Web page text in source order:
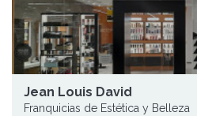
Jean Louis David
Franquicias de Estética y Belleza